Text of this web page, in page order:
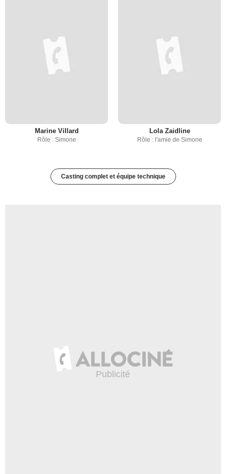
Marine Villard
Rôle : Simone
Lola Zaidline
Rôle : l'amie de Simone
Casting complet et équipe technique